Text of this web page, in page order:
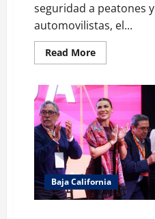
seguridad a peatones y
automovilistas, el...
Read MoreRead
more
Servicios
Públicos
36
toneladas
de
tierra
en
Libramiento
Sur
Baja California